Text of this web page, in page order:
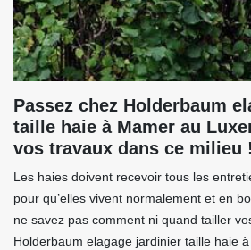
Passez chez Holderbaum
taille haie à Mamer au
vos travaux dans ce milieu !
Les haies doivent recevoir tous les
pour qu’elles vivent normalement et en
ne savez pas comment ni quand tailler
Holderbaum elagage jardinier taille haie